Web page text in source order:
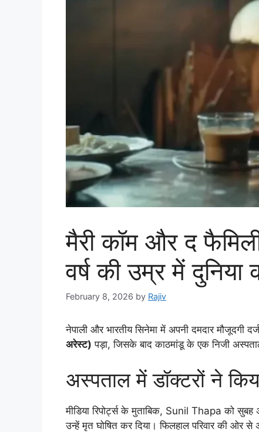
मैरी कॉम और द
वर्ष की उम्र में दुनिया
February 8, 2026 by Rajiv
नेपाली और भारतीय सिनेमा में अपनी दमदार मौजूदगी
अरेस्ट) पड़ा, जिसके बाद काठमांडू के एक निजी
अस्पताल में डॉक्टरों ने
मीडिया रिपोर्ट्स के मुताबिक, Sunil Thapa को
उन्हें मृत घोषित कर दिया। फिलहाल परिवार की ओर